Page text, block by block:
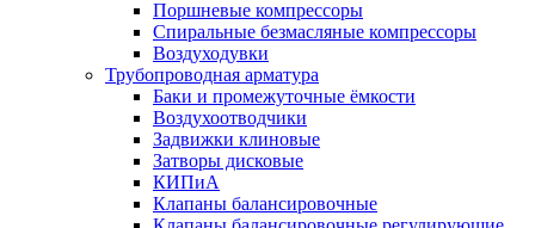
Поршневые компрессоры
Спиральные безмасляные компрессоры
Воздуходувки
Трубопроводная арматура
Баки и промежуточные ёмкости
Воздухоотводчики
Задвижки клиновые
Затворы дисковые
КИПиА
Клапаны балансировочные